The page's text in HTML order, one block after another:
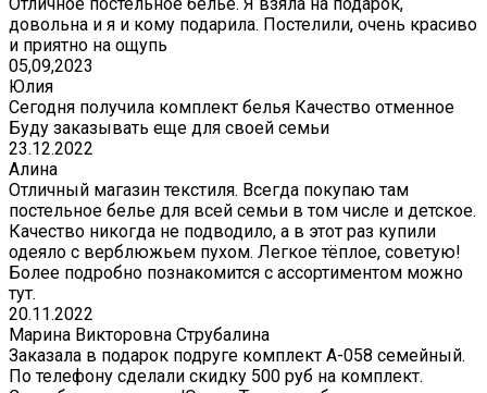
довольна и я и кому подарила. Постелили, очень красиво
и приятно на ощупь
05,09,2023
Юлия
Сегодня получила комплект белья Качество отменное
Буду заказывать еще для своей семьи
23.12.2022
Алина
Отличный магазин текстиля. Всегда покупаю там
постельное белье для всей семьи в том числе и детское.
Качество никогда не подводило, а в этот раз купили
одеяло с верблюжьем пухом. Легкое тёплое, советую!
Более подробно познакомится с ассортиментом можно
тут.
20.11.2022
Марина Викторовна Струбалина
Заказала в подарок подруге комплект А-058 семейный.
По телефону сделали скидку 500 руб на комплект.